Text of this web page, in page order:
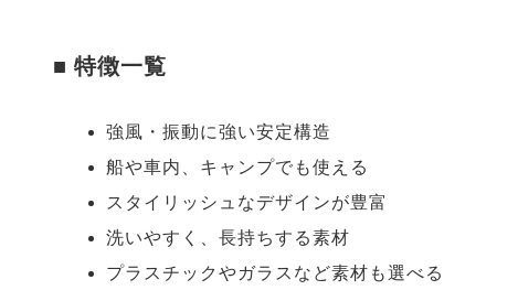
■ 特徴一覧
強風・振動に強い安定構造
船や車内、キャンプでも使える
スタイリッシュなデザインが豊富
洗いやすく、長持ちする素材
プラスチックやガラスなど素材も選べる